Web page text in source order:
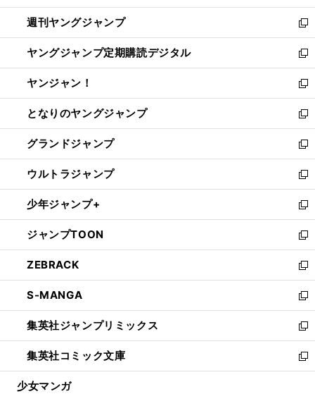
開
く
ウ
で
開
く
ン
ド
ウ
で
開
く
ウ
ィ
ン
ド
ウ
で
開
く
週刊ヤングジャンプ
新
し
い
ウ
ィ
ン
ド
ウ
で
開
く
ヤングジャンプ定期購読デジタル
新
し
い
ウ
ィ
ン
ド
ウ
で
開
く
ヤンジャン！
新
し
い
ウ
ィ
ン
ド
ウ
で
開
く
となりのヤングジャンプ
新
し
い
ウ
ィ
ン
ド
ウ
で
開
く
グランドジャンプ
新
し
い
ウ
ィ
ン
ド
ウ
で
開
く
ウルトラジャンプ
新
し
い
ウ
ィ
ン
ド
ウ
で
開
く
少年ジャンプ+
新
し
い
ウ
ィ
ン
ド
ウ
で
開
く
ジャンプTOON
新
し
い
ウ
ィ
ン
ド
ウ
で
開
ZEBRACK
新
し
い
ウ
ィ
ン
ド
ウ
S-MANGA
新
し
い
ウ
ィ
ン
集英社ジャンプリミックス
新
し
い
ウ
集英社コミック文庫
新
し
少女マンガ